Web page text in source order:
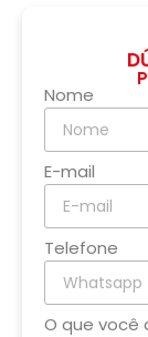
Nome
E-mail
Telefone
O que você